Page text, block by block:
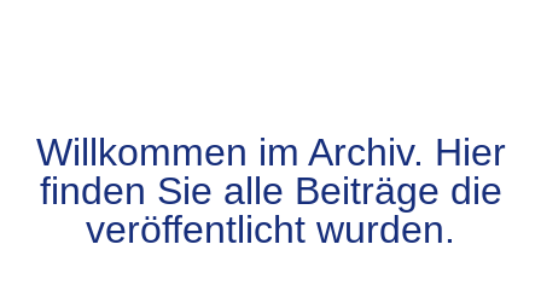
Willkommen im Archiv. Hier
finden Sie alle Beiträge die
veröffentlicht wurden.